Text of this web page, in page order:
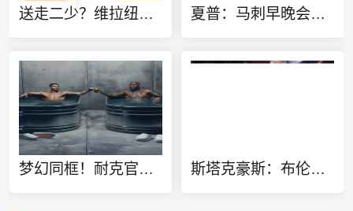
送走二少？维拉纽瓦：雷霆该用切特+多特+杰伦威去换字母哥 夏普：马刺早晚会送走福克斯 哈珀太强了不能总让他打替补
梦幻同框！耐克官方晒詹姆斯C罗同泡冰水浴广告：定义伟大 斯塔克豪斯：布伦森13岁就很特别 那时他就会侧步创造空间